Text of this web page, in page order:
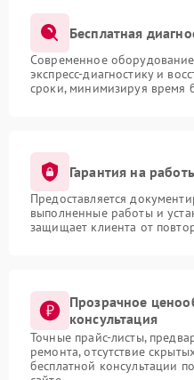
Бесплатная
Современное
экспресс-диагностику и
сроки, минимизируя время
Гарантия на
Предоставляется
выполненные работы и
защищает клиента от
Прозрачное
консультация
Точные прайс-листы,
ремонта, отсутствие
бесплатной консультации